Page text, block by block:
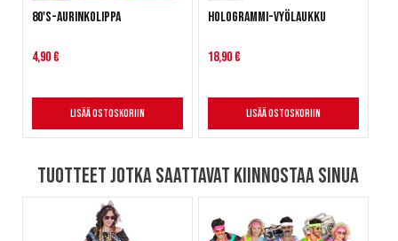
80's-aurinkolippa
4,90 €
Lisää ostoskoriin
Hologrammi-vyölaukku
18,90 €
Lisää ostoskoriin
Tuotteet jotka saattavat kiinnostaa sinua